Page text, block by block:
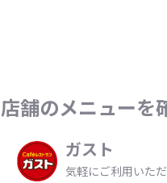
店舗のメニューを
ガスト
気軽にご利用いた